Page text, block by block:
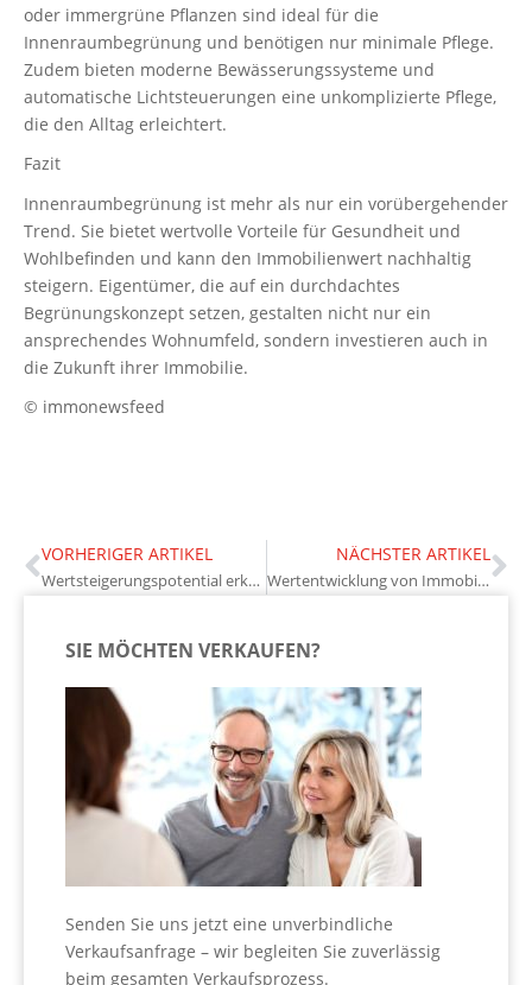
oder immergrüne Pflanzen sind ideal für die
Innenraumbegrünung und benötigen nur minimale Pflege.
Zudem bieten moderne Bewässerungssysteme und
automatische Lichtsteuerungen eine unkomplizierte Pflege,
die den Alltag erleichtert.
Fazit
Innenraumbegrünung ist mehr als nur ein vorübergehender
Trend. Sie bietet wertvolle Vorteile für Gesundheit und
Wohlbefinden und kann den Immobilienwert nachhaltig
steigern. Eigentümer, die auf ein durchdachtes
Begrünungskonzept setzen, gestalten nicht nur ein
ansprechendes Wohnumfeld, sondern investieren auch in
die Zukunft ihrer Immobilie.
© immonewsfeed
VORHERIGER ARTIKEL
Wertsteigerungspotential erkennen: Tipps für Immobilienkäufer
NÄCHSTER ARTIKEL
Wertentwicklung von Immobilien durch nachhaltige Renovierungen
SIE MÖCHTEN VERKAUFEN?
Senden Sie uns jetzt eine unverbindliche
Verkaufsanfrage – wir begleiten Sie zuverlässig
beim gesamten Verkaufsprozess.